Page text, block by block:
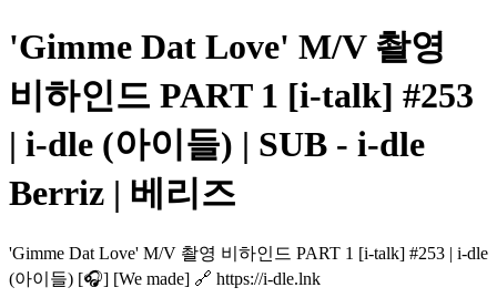
'Gimme Dat Love' M/V 촬영
비하인드 PART 1 [i-talk] #253
| i-dle (아이들) | SUB - i-dle
Berriz | 베리즈
'Gimme Dat Love' M/V 촬영 비하인드 PART 1 [i-talk] #253 | i-dle
(아이들) [🎧] [We made] 🔗 https://i-dle.lnk